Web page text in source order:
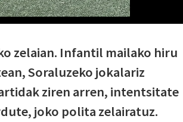
zelaian. Infantil mailako hiru
Soraluzeko jokalariz
ziren arren, intentsitate
joko polita zelairatuz.